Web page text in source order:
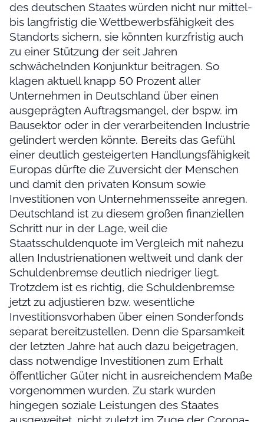
des deutschen Staates würden nicht nur mittel-
bis langfristig die Wettbewerbsfähigkeit des
Standorts sichern, sie könnten kurzfristig auch
zu einer Stützung der seit Jahren
schwächelnden Konjunktur beitragen. So
klagen aktuell knapp 50 Prozent aller
Unternehmen in Deutschland über einen
ausgeprägten Auftragsmangel, der bspw. im
Bausektor oder in der verarbeitenden Industrie
gelindert werden könnte. Bereits das Gefühl
einer deutlich gesteigerten Handlungsfähigkeit
Europas dürfte die Zuversicht der Menschen
und damit den privaten Konsum sowie
Investitionen von Unternehmensseite anregen.
Deutschland ist zu diesem großen finanziellen
Schritt nur in der Lage, weil die
Staatsschuldenquote im Vergleich mit nahezu
allen Industrienationen weltweit und dank der
Schuldenbremse deutlich niedriger liegt.
Trotzdem ist es richtig, die Schuldenbremse
jetzt zu adjustieren bzw. wesentliche
Investitionsvorhaben über einen Sonderfonds
separat bereitzustellen. Denn die Sparsamkeit
der letzten Jahre hat auch dazu beigetragen,
dass notwendige Investitionen zum Erhalt
öffentlicher Güter nicht in ausreichendem Maße
vorgenommen wurden. Zu stark wurden
hingegen soziale Leistungen des Staates